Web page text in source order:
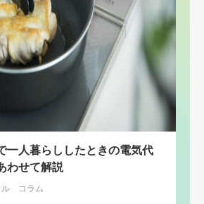
一人暮らししたときの電気代
わせて解説
ル コラム